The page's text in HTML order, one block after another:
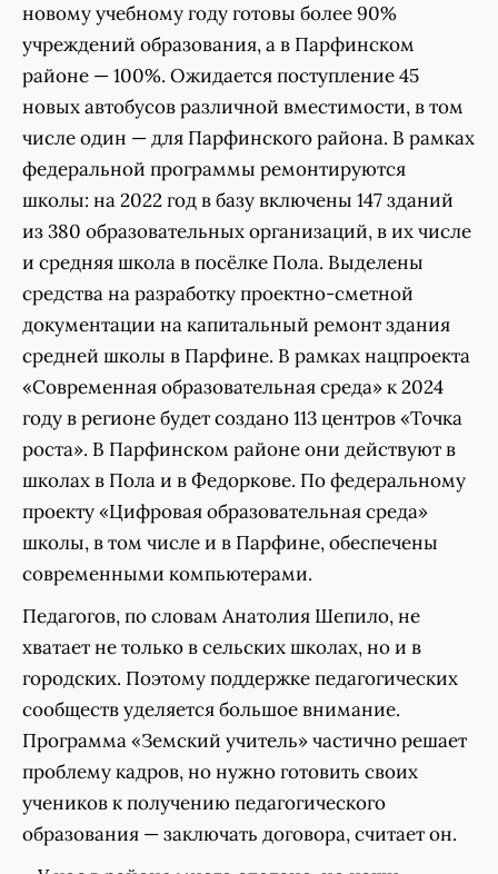
новому учебному году готовы более 90%
учреждений образования, а в Парфинском
районе — 100%. Ожидается поступление 45
новых автобусов различной вместимости, в том
числе один — для Парфинского района. В рамках
федеральной программы ремонтируются
школы: на 2022 год в базу включены 147 зданий
из 380 образовательных организаций, в их числе
и средняя школа в посёлке Пола. Выделены
средства на разработку проектно-сметной
документации на капитальный ремонт здания
средней школы в Парфине. В рамках нацпроекта
«Современная образовательная среда» к 2024
году в регионе будет создано 113 центров «Точка
роста». В Парфинском районе они действуют в
школах в Пола и в Федоркове. По федеральному
проекту «Цифровая образовательная среда»
школы, в том числе и в Парфине, обеспечены
современными компьютерами.
Педагогов, по словам Анатолия Шепило, не
хватает не только в сельских школах, но и в
городских. Поэтому поддержке педагогических
сообществ уделяется большое внимание.
Программа «Земский учитель» частично решает
проблему кадров, но нужно готовить своих
учеников к получению педагогического
образования — заключать договора, считает он.